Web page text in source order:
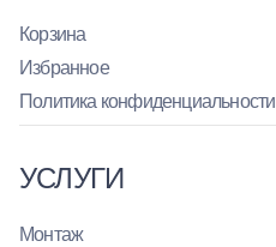
Корзина
Избранное
Политика конфиденциальности
УСЛУГИ
Монтаж